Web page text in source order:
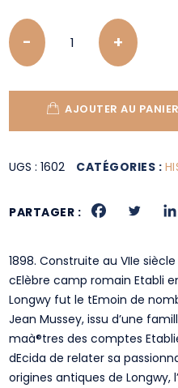
Quantity
AJOUTER AU PANIER
UGS :1602 CATÉGORIES :
PARTAGER :
1898. Construite au VIIe
cElèbre camp romain Etabli
Longwy fut le tEmoin de
Jean Mussey, issu d’une
maà®tres des comptes
dEcida de relater sa
origines antiques de Longwy,